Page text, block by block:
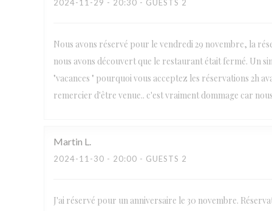
2024-11-29 - 20:30 - GUESTS 2
Nous avons réservé pour le vendredi 29 novembre, la
nous avons découvert que le restaurant était fermé. Un
"vacances " pourquoi vous acceptez les réservations 2h
remercier d'être venue.. c'est vraiment dommage car
Martin L
2024-11-30 - 20:00 - GUESTS 2
J'ai réservé pour un anniversaire le 30 novembre.